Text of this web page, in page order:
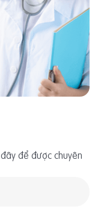
để được chuyên